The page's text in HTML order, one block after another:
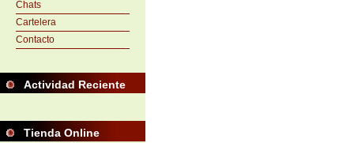
Chats
Cartelera
Contacto
Actividad Reciente
Tienda Online